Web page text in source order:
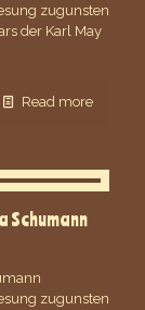
zugunsten
der Karl May
Read more
Schumann
zugunsten